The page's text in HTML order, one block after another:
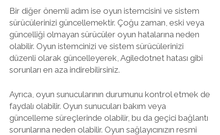
Bir diğer önemli adım ise oyun istemcisini ve sistem
sürücülerinizi güncellemektir. Çoğu zaman, eski veya
güncelliği olmayan sürücüler oyun hatalarına neden
olabilir. Oyun istemcinizi ve sistem sürücülerinizi
düzenli olarak güncelleyerek, Agiledotnet hatası gibi
sorunları en aza indirebilirsiniz.
Ayrıca, oyun sunucularının durumunu kontrol etmek de
faydalı olabilir. Oyun sunucuları bakım veya
güncelleme süreçlerinde olabilir, bu da geçici bağlantı
sorunlarına neden olabilir. Oyun sağlayıcınızın resmi